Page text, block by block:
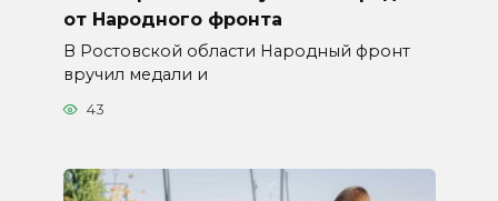
от Народного фронта
В Ростовской области Народный фронт
вручил медали и
43